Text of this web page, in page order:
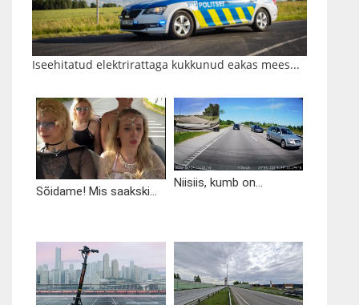
Iseehitatud elektrirattaga kukkunud eakas mees...
Sõidame! Mis saakski...
Niisiis, kumb on...